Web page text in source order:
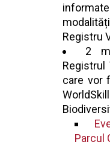
Registru
2
Registrul
care vor
Parcul